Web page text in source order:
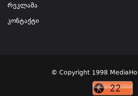
რეკლამა
კონტაქტი
© Copyright 1998